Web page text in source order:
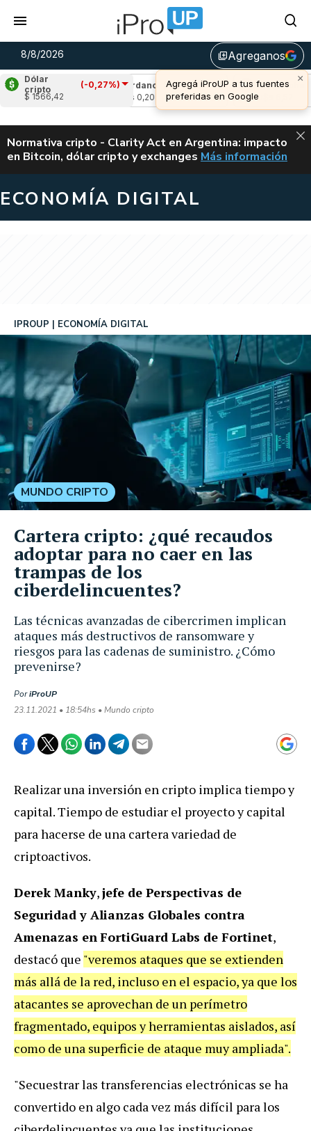
8/8/2026 library_addAgreganos
Dólar
cripto
(-0,27%)
$ 1566,42
Cardano (-0,74%)
Avalanche
u$s 6,52
ALERTA
Normativa cripto - Clarity Act en Argentina: impacto
en Bitcoin, dólar cripto y exchanges CLARITY ACT EN
Más información
ECONOMÍA DIGITAL
Las técnicas avanzadas de cibercrimen implican
ataques más destructivos de ransomware y
riesgos para las cadenas de suministro. ¿Cómo
prevenirse?
IPROUP ECONOMÍA DIGITAL
PoriProUP
23.11.2021 • 18:54hs • Mundo cripto
MUNDO CRIPTO
Cartera cripto: ¿qué recaudos
adoptar para no caer en las
trampas de los
ciberdelincuentes?
Realizar una inversión en cripto implica tiempo y
capital. Tiempo de estudiar el proyecto y capital
para hacerse de una cartera variedad de
criptoactivos.
Derek Manky,jefe de Perspectivas de
Seguridad y Alianzas Globales contra
Amenazas enFortiGuard Labs de Fortinet,
destacó que "veremos ataques que se extienden
más allá de la red, incluso en el espacio, ya que los
atacantes se aprovechan de un perímetro
fragmentado, equipos y herramientas aislados, así
como de una superficie de ataque muy ampliada".
"Secuestrar las transferencias electrónicas se ha
convertido en algo cada vez más difícil para los